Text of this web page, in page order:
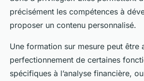
précisément les compétences à
proposer un contenu personnalisé.
Une formation sur mesure peut être
perfectionnement de certaines
spécifiques à l’analyse financière,